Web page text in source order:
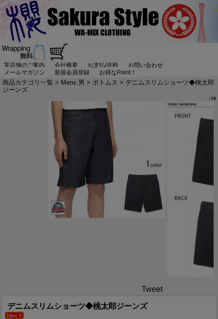
実店舗のご案内 会社概要 お支払/送料
お問い合わせ
メールマガジン
新規会員登録 お得なPoint！
商品カテゴリ一覧 > Mens:男 > ボトムス > デニムスリムショーツ◆桃太郎
ジーンズ
Tweet
デニムスリムショーツ◆桃太郎ジーンズ